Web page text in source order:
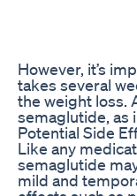
However, it’s
takes several
the weight loss.
semaglutide, as
Potential Side
Like any
semaglutide
mild and